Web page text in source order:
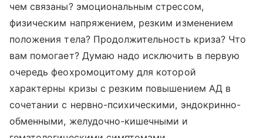
чем связаны? эмоциональным стрессом,
физическим напряжением, резким изменением
положения тела? Продолжительность криза? Что
вам помогает? Думаю надо исключить в первую
очередь феохромоцитому для которой
характерны кризы с резким повышением АД в
сочетании с нервно-психическими, эндокринно-
обменными, желудочно-кишечными и